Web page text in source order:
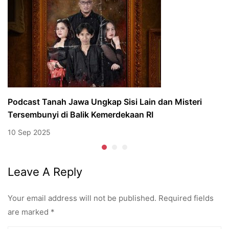
Podcast Tanah Jawa Ungkap Sisi Lain dan Misteri
Tersembunyi di Balik Kemerdekaan RI
10 Sep 2025
Leave A Reply
Your email address will not be published. Required fields
are marked *